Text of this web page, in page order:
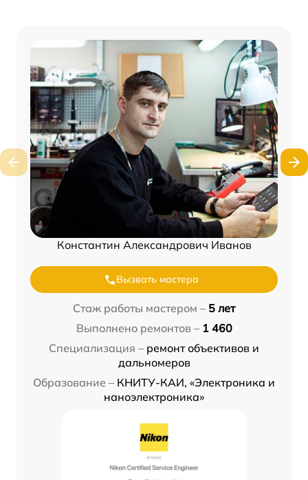
Константин Александрович Иванов
Вызвать мастера
Стаж работы мастером – 5 лет
Выполнено ремонтов – 1 460
Специализация – ремонт объективов и
дальномеров
Образование – КНИТУ-КАИ, «Электроника и
наноэлектроника»